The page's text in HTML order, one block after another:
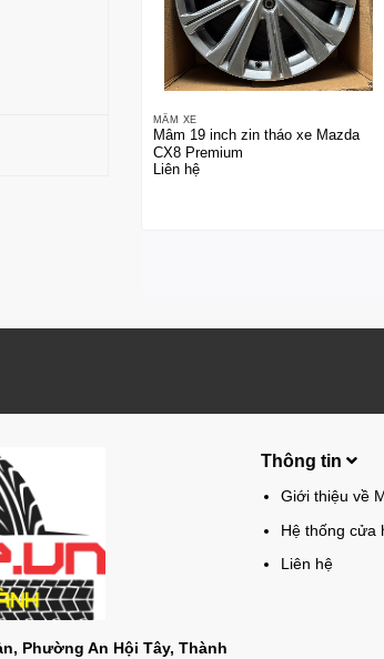
MÂM XE
Mâm 19 inch zin tháo xe Mazda
CX8 Premium
Liên hệ
Phường An Hội Tây, Thành
Thông tin
Giới thiệu về
Hệ thống cửa
Liên hệ